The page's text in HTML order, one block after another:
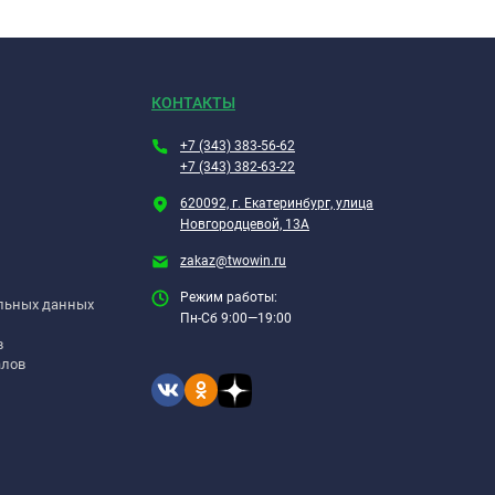
данных
КОНТАКТЫ
+7 (343) 383-56-62
+7 (343) 382-63-22
620092, г. Екатеринбург, улица
Новгородцевой, 13А
zakaz@twowin.ru
Режим работы:
Пн-Сб 9:00—19:00